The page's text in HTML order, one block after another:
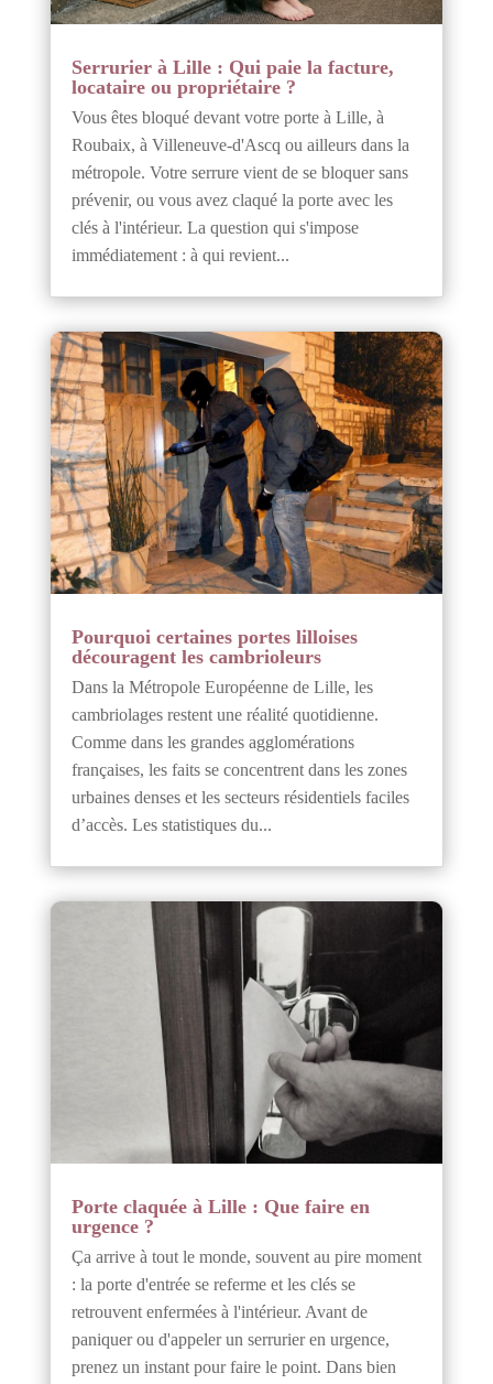
Serrurier à Lille : Qui paie la facture,
locataire ou propriétaire ?
Vous êtes bloqué devant votre porte à Lille, à
Roubaix, à Villeneuve-d'Ascq ou ailleurs dans la
métropole. Votre serrure vient de se bloquer sans
prévenir, ou vous avez claqué la porte avec les
clés à l'intérieur. La question qui s'impose
immédiatement : à qui revient...
Pourquoi certaines portes lilloises
découragent les cambrioleurs
Dans la Métropole Européenne de Lille, les
cambriolages restent une réalité quotidienne.
Comme dans les grandes agglomérations
françaises, les faits se concentrent dans les zones
urbaines denses et les secteurs résidentiels faciles
d’accès. Les statistiques du...
Porte claquée à Lille : Que faire en
urgence ?
Ça arrive à tout le monde, souvent au pire moment
: la porte d'entrée se referme et les clés se
retrouvent enfermées à l'intérieur. Avant de
paniquer ou d'appeler un serrurier en urgence,
prenez un instant pour faire le point. Dans bien